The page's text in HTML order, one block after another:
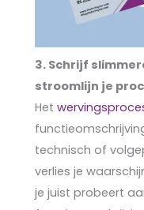
3. Schrijf
stroomlijn je
Het
technisch of
verlies je
je juist probeert